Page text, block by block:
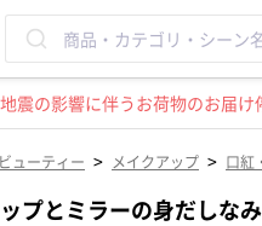
震の影響に伴うお荷物のお届
ューティー > メイクアップ > 口紅
プとミラーの身だしな